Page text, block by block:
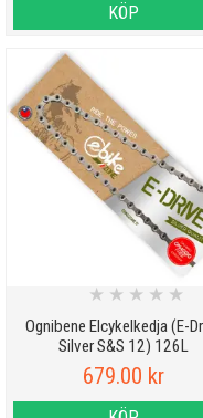
KÖP
Ognibene Elcykelkedja (E-
Silver S&S 12) 126L
★ ★ ★ ★ ★
679.00 kr